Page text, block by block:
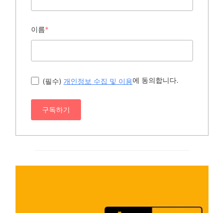
이름*
(필수) 개인정보 수집 및 이용에 동의합니다.
구독하기